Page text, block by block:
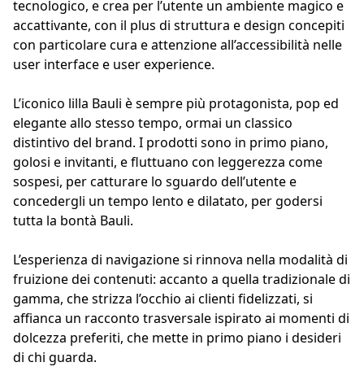
tecnologico, e crea per l’utente un ambiente magico e
accattivante, con il plus di struttura e design concepiti
con particolare cura e attenzione all’accessibilità nelle
user interface e user experience.
L’iconico lilla Bauli è sempre più protagonista, pop ed
elegante allo stesso tempo, ormai un classico
distintivo del brand. I prodotti sono in primo piano,
golosi e invitanti, e fluttuano con leggerezza come
sospesi, per catturare lo sguardo dell’utente e
concedergli un tempo lento e dilatato, per godersi
tutta la bontà Bauli.
L’esperienza di navigazione si rinnova nella modalità di
fruizione dei contenuti: accanto a quella tradizionale di
gamma, che strizza l’occhio ai clienti fidelizzati, si
affianca un racconto trasversale ispirato ai momenti di
dolcezza preferiti, che mette in primo piano i desideri
di chi guarda.